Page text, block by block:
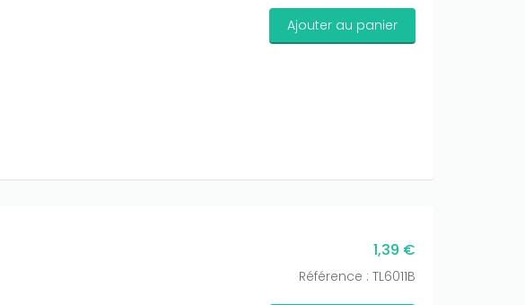
Ajouter au panier
1,39 €
Référence : TL6011B